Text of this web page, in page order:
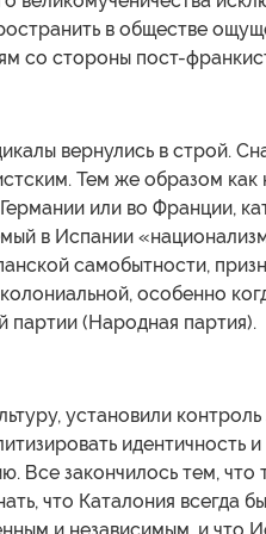
в обществе
со стороны пост-
вернулись в строй.
Тем же образом
или во Франции,
в Испании
самобытности,
особенно
партии (Народная партия).
установили
идентичность
Все закончилось тем, что
что Каталония всегда